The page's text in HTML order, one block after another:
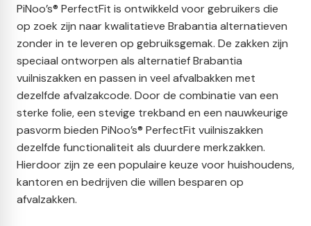
PiNoo’s® PerfectFit is ontwikkeld voor gebruikers die
op zoek zijn naar kwalitatieve Brabantia alternatieven
zonder in te leveren op gebruiksgemak. De zakken zijn
speciaal ontworpen als alternatief Brabantia
vuilniszakken en passen in veel afvalbakken met
dezelfde afvalzakcode. Door de combinatie van een
sterke folie, een stevige trekband en een nauwkeurige
pasvorm bieden PiNoo’s® PerfectFit vuilniszakken
dezelfde functionaliteit als duurdere merkzakken.
Hierdoor zijn ze een populaire keuze voor huishoudens,
kantoren en bedrijven die willen besparen op
afvalzakken.